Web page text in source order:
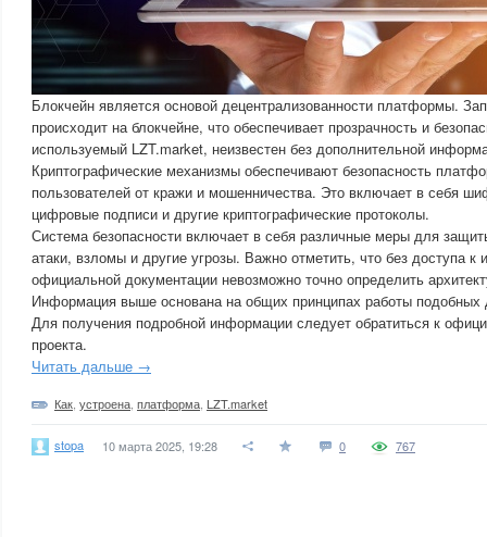
Блокчейн является основой децентрализованности платформы.
происходит на блокчейне, что обеспечивает прозрачность и
используемый LZT.market, неизвестен без дополнительной
Криптографические механизмы обеспечивают безопасность
пользователей от кражи и мошенничества. Это включает в себя
цифровые подписи и другие криптографические протоколы.
Система безопасности включает в себя различные меры для
атаки, взломы и другие угрозы. Важно отметить, что без доступа к
официальной документации невозможно точно определить
Информация выше основана на общих принципах работы подобных
Для получения подробной информации следует обратиться к
проекта.
Читать дальше →
Как устроена платформа LZT.market
stopa 10 марта 2025, 19:28 0 767